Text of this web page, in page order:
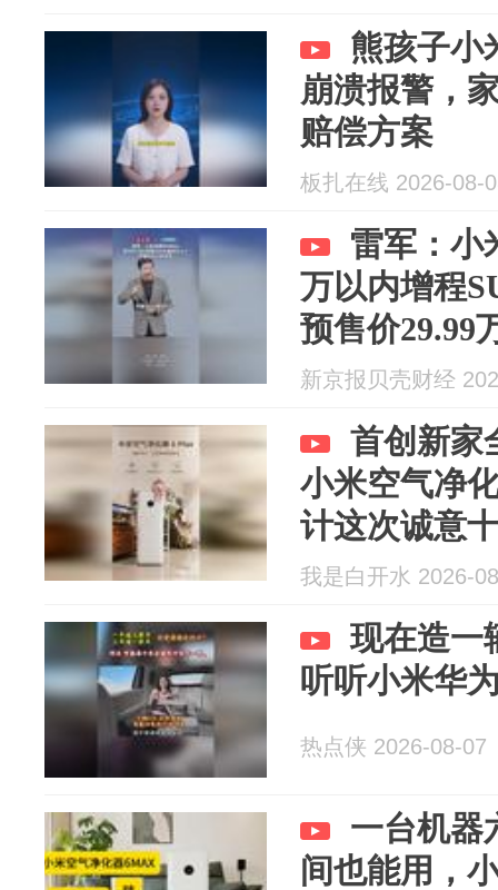
熊孩子小
崩溃报警，
赔偿方案
板扎在线 2026-08-
雷军：小
万以内增程
预售价29.99
新京报贝壳财经
⾸创新家
小米空气净
计这次诚意
我是白开水 2026-
现在造一
听听小米华
热点侠 2026-08-07
一台机器
间也能用，